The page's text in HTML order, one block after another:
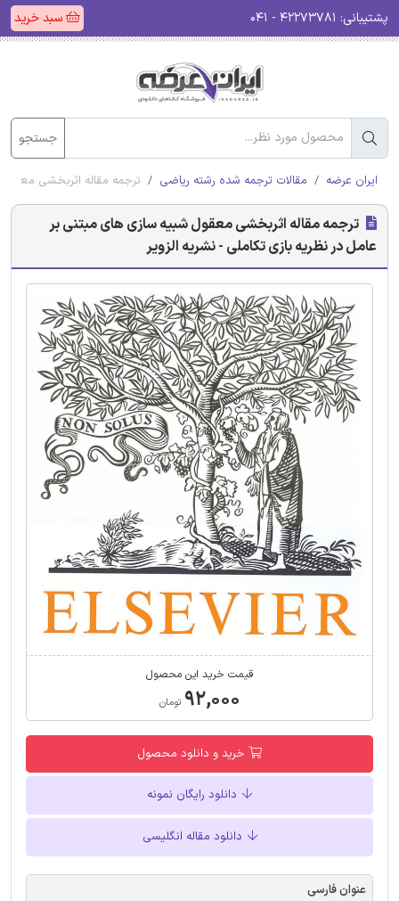
پشتیبانی: سبد خرید
جستجو
ایران عرضه مقالات ترجمه شده رشته ریاضی ترجمه مقاله اثربخشی معقول
ترجمه مقاله اثربخشی معقول شبیه سازی های مبتنی بر
عامل در نظریه بازی تکاملی - نشریه الزویر
قیمت خرید این محصول
۹۲,۰۰۰ تومان
خرید و دانلود محصول
دانلود رایگان نمونه
دانلود مقاله انگلیسی
عنوان فارسی